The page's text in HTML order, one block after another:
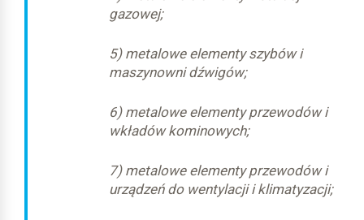
gazowej;
5) metalowe elementy szybów i
maszynowni dźwigów;
6) metalowe elementy przewodów i
wkładów kominowych;
7) metalowe elementy przewodów i
urządzeń do wentylacji i klimatyzacji;